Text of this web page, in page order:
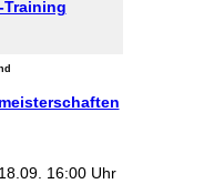
16:00 Uhr